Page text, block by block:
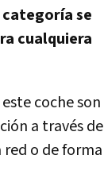
se
cualquiera
coche son
a través de
o de forma